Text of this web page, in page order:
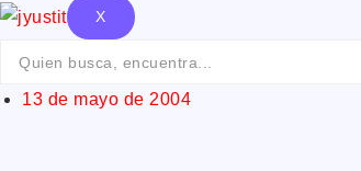
X
13 de mayo de 2004